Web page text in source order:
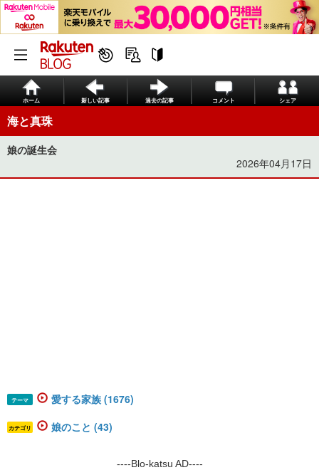
ホーム 新しい記事 過去の記事 コメント シェア
海と真珠
娘の誕生会
2026年04月17日
テーマ 愛する家族 (1676)
カテゴリ 娘のこと (43)
----Blo-katsu AD----